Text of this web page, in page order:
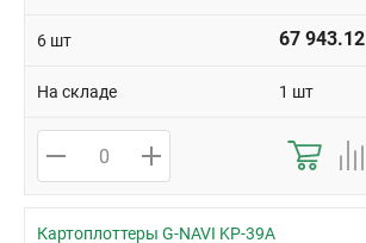
6 шт 67 943.12
На складе 1 шт
Картоплоттеры G-NAVI KP-39A